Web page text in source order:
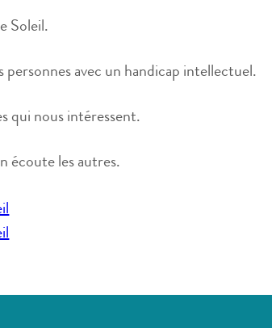
Soleil.
personnes avec un handicap intellectuel.
qui nous intéressent.
écoute les autres.